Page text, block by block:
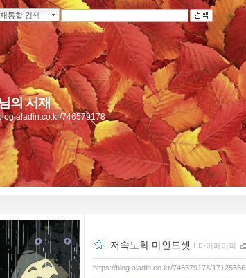
통합 검색
의 서재
746579178
저속노화 마인드셋 ｌ 마이페이퍼
https://blog.aladin.co.kr/746579178/17125556